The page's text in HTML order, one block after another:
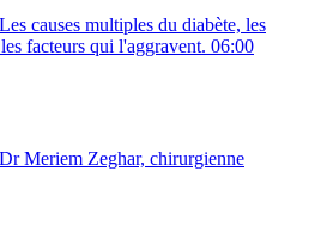
Les causes multiples du diabète, les
facteurs qui l'aggravent. 06:00
Dr Meriem Zeghar, chirurgienne